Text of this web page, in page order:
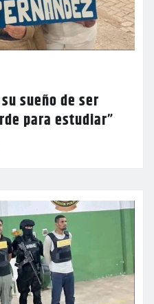
sueño de ser
para estudiar”